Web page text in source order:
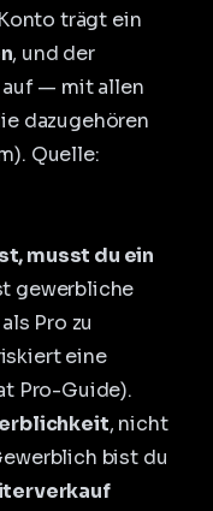
trägt ein
, und der
auf — mit allen
dazugehören
Quelle:
musst du ein
gewerbliche
Pro zu
eine
Pro-Guide).
, nicht
bist du